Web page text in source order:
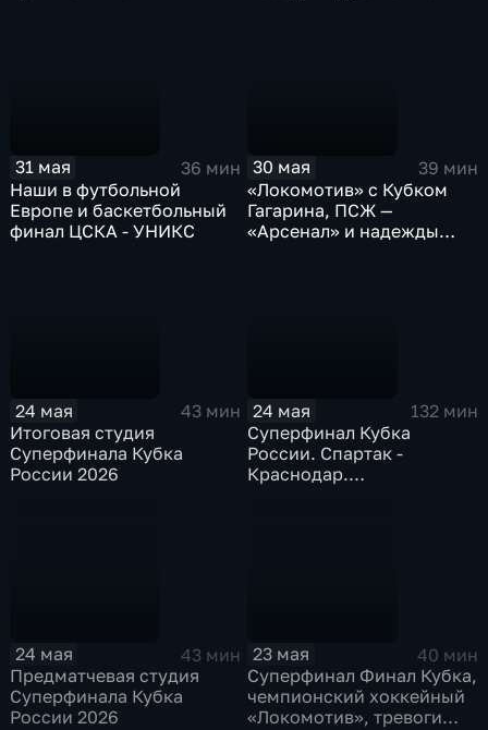
31 мая
36 мин
Наши в футбольной
Европе и баскетбольный
финал ЦСКА - УНИКС
30 мая
39 мин
«Локомотив» с Кубком
Гагарина, ПСЖ —
«Арсенал» и надежды
24 мая
43 мин
Итоговая студия
Суперфинала Кубка
России 2026
24 мая
132 мин
Суперфинал Кубка
России. Спартак -
Краснодар.
24 мая
43 мин
Предматчевая студия
Суперфинала Кубка
России 2026
23 мая
40 мин
Суперфинал Финал Кубка,
чемпионский хоккейный
«Локомотив», тревоги